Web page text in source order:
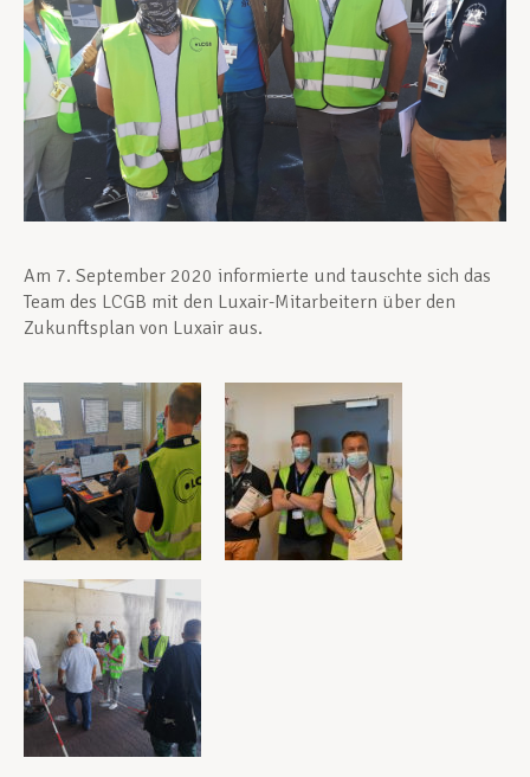
Mitglied werden
Aktuell
Am 7. September 2020 informierte und tauschte sich das
Team des LCGB mit den Luxair-Mitarbeitern über den
Zukunftsplan von Luxair aus.